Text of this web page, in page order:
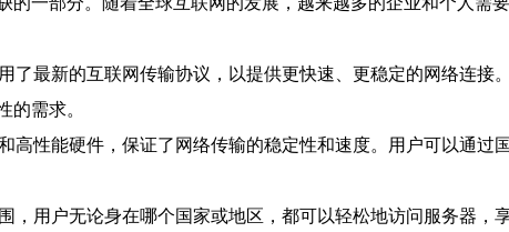
了最新的互联网传输协议，以提供更快速、更稳定的网络连
的需求。
高性能硬件，保证了网络传输的稳定性和速度。用户可以通
用户无论身在哪个国家或地区，都可以轻松地访问服务器，